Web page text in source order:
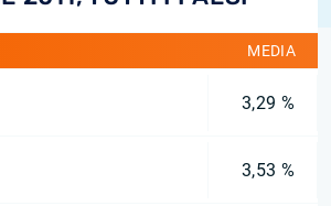
MEDIA
3,29 %
3,53 %